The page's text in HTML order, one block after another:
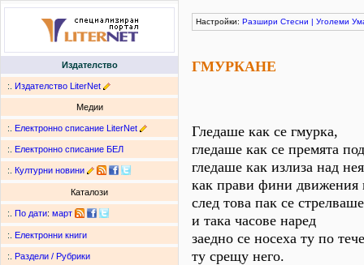
Издателство
:. Издателство LiterNet
Медии
:. Електронно списание LiterNet
:. Електронно списание БЕЛ
:. Културни новини
Каталози
:. По дати: март
:. Електронни книги
:. Раздели / Рубрики
Настройки: Разшири Стесни | Уголеми
ГМУРКАНЕ
Гледаше как се гмурка,
гледаше как се премята
гледаше как излиза над
как прави фини движения
след това пак се
и така часове наред
заедно се носеха ту по
ту срещу него.